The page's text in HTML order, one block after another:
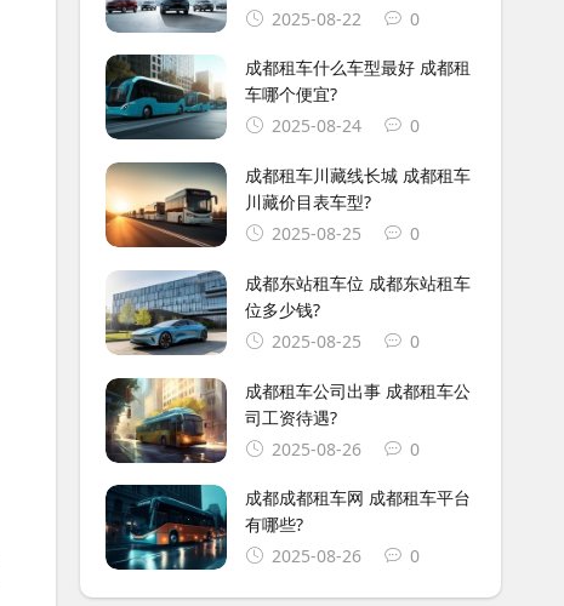
2025-08-22
0
成都租车什么车型最好 成都租
车哪个便宜?
2025-08-24
0
成都租车川藏线长城 成都租车
川藏价目表车型?
2025-08-25
0
成都东站租车位 成都东站租车
位多少钱?
2025-08-25
0
成都租车公司出事 成都租车公
司工资待遇?
2025-08-26
0
成都成都租车网 成都租车平台
有哪些?
2025-08-26
0